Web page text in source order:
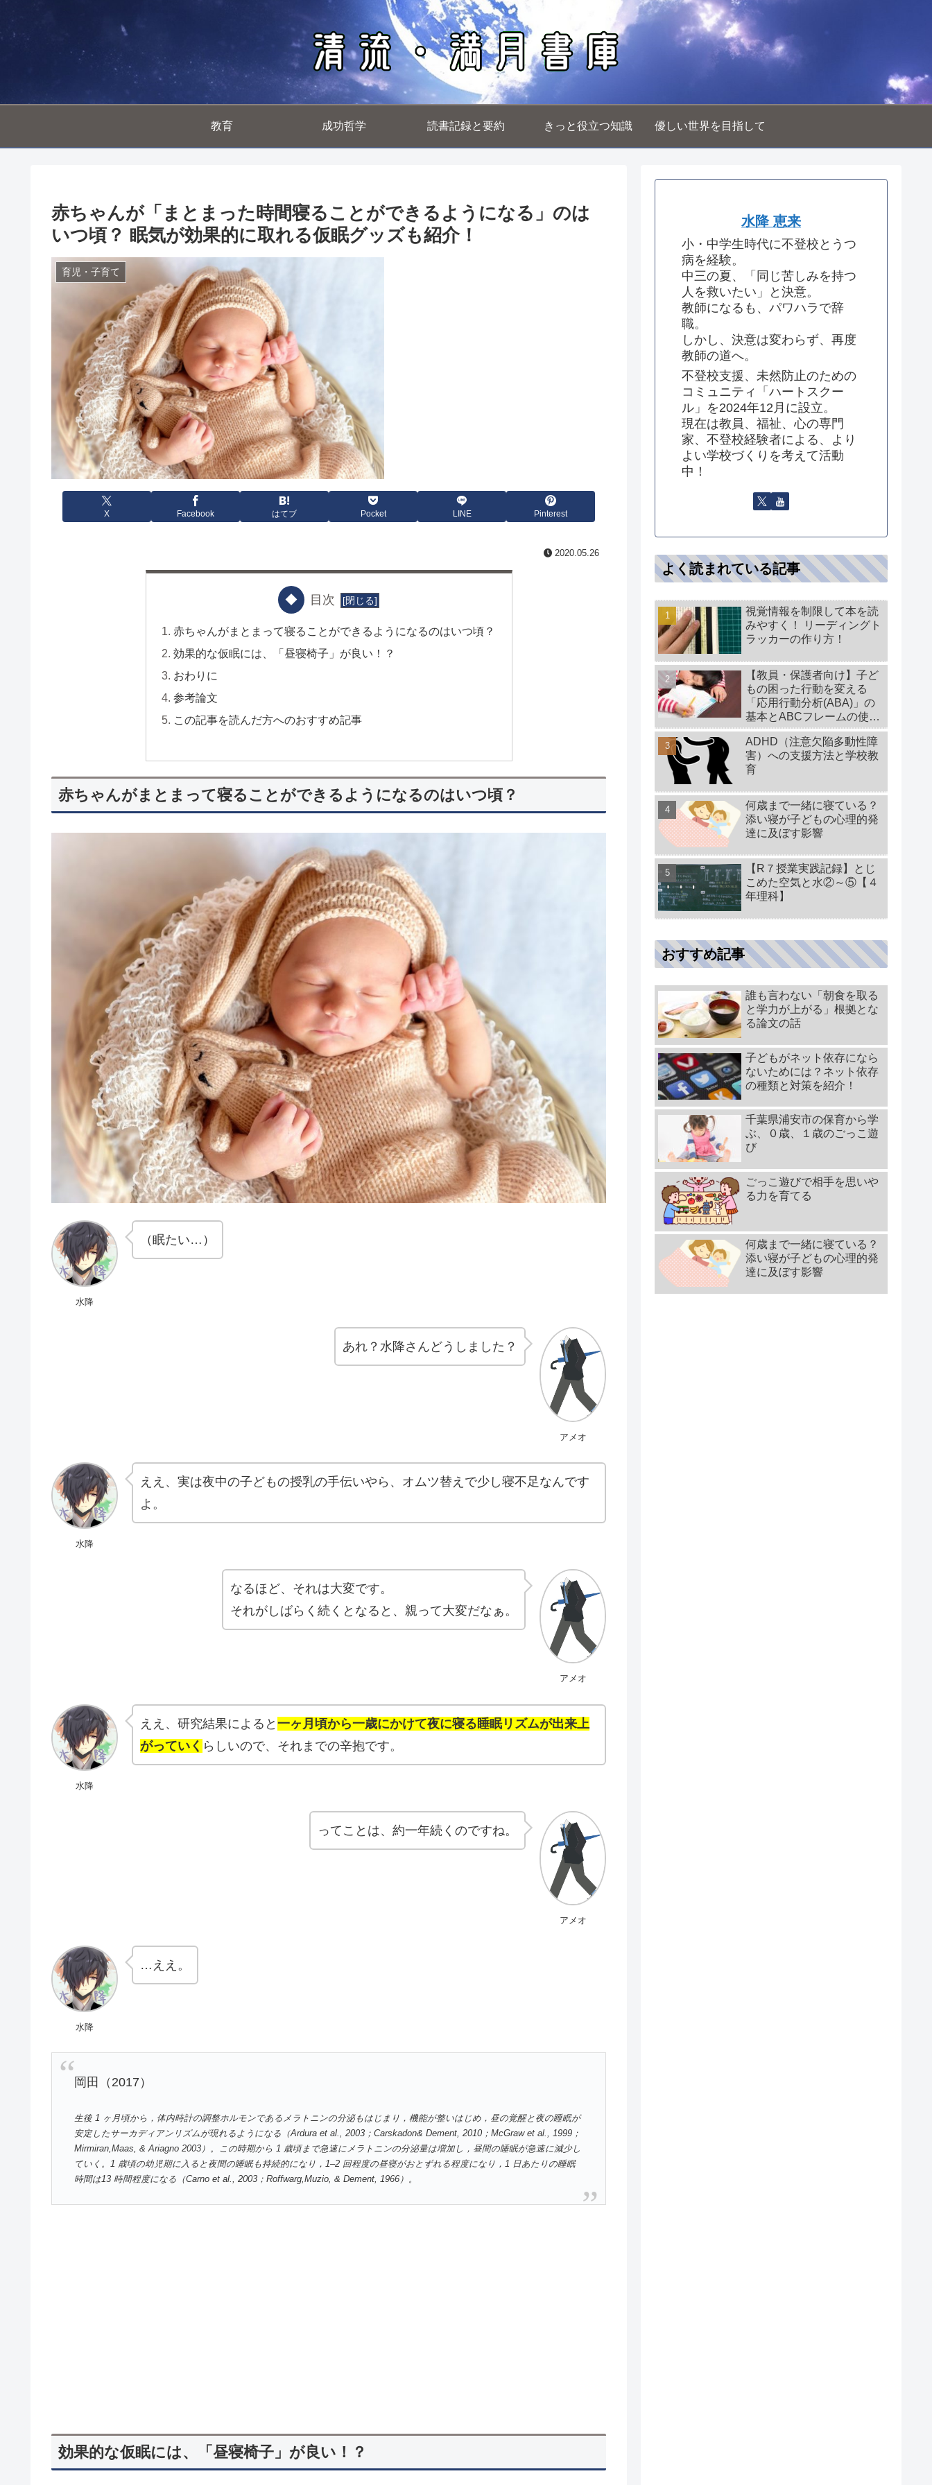
教育 成功哲学 読書記録と要約 きっと役立つ知識 優しい世界を目指して
赤ちゃんが「まとまった時間寝ることができるようになる」のは
いつ頃？ 眠気が効果的に取れる仮眠グッズも紹介！
育児・子育て
X Facebook はてブ Pocket LINE Pinterest
2020.05.26
目次
赤ちゃんがまとまって寝ることができるようになるのはいつ頃？
効果的な仮眠には、「昼寝椅子」が良い！？
おわりに
参考論文
この記事を読んだ方へのおすすめ記事
赤ちゃんがまとまって寝ることができるようになるのはいつ頃？
水降
（眠たい…）
アメオ
あれ？水降さんどうしました？
水降
ええ、実は夜中の子どもの授乳の手伝いやら、オムツ替えで少し寝不足なんです
よ。
アメオ
なるほど、それは大変です。
それがしばらく続くとなると、親って大変だなぁ。
水降
ええ、研究結果によると 一ヶ月頃から一歳にかけて夜に寝る睡眠リズムが出来上
がっていく らしいので、それまでの辛抱です。
アメオ
ってことは、約一年続くのですね。
水降
…ええ。
岡田（2017）
生後 1 ヶ月頃から，体内時計の調整ホルモンであるメラトニンの分泌もはじまり，機能が整いはじめ，昼の覚醒と夜の睡眠が
安定したサーカディアンリズムが現れるようになる（Ardura et al., 2003；Carskadon& Dement, 2010；McGraw et al., 1999；
Mirmiran,Maas, & Ariagno 2003）。この時期から 1 歳頃まで急速にメラトニンの分泌量は増加し，昼間の睡眠が急速に減少し
ていく。1 歳頃の幼児期に入ると夜間の睡眠も持続的になり，1–2 回程度の昼寝がおとずれる程度になり，1 日あたりの睡眠
時間は13 時間程度になる（Carno et al., 2003；Roffwarg,Muzio, & Dement, 1966）。
効果的な仮眠には、「昼寝椅子」が良い！？
水降 恵来
小・中学生時代に不登校とうつ
病を経験。
中三の夏、「同じ苦しみを持つ
人を救いたい」と決意。
教師になるも、パワハラで辞
職。
しかし、決意は変わらず、再度
教師の道へ。
不登校支援、未然防止のための
コミュニティ「ハートスクー
ル」を2024年12月に設立。
現在は教員、福祉、心の専門
家、不登校経験者による、より
よい学校づくりを考えて活動
中！
よく読まれている記事
視覚情報を制限して本を読
みやすく！ リーディングト
ラッカーの作り方！
【教員・保護者向け】子ど
もの困った行動を変える
「応用行動分析(ABA)」の
基本とABCフレームの使い
方【特別支援教育】
ADHD（注意欠陥多動性障
害）への支援方法と学校教
育
何歳まで一緒に寝ている？
添い寝が子どもの心理的発
達に及ぼす影響
【R７授業実践記録】とじ
こめた空気と水②～⑤【４
年理科】
おすすめ記事
誰も言わない「朝食を取る
と学力が上がる」根拠とな
る論文の話
子どもがネット依存になら
ないためには？ネット依存
の種類と対策を紹介！
千葉県浦安市の保育から学
ぶ、０歳、１歳のごっこ遊
び
ごっこ遊びで相手を思いや
る力を育てる
何歳まで一緒に寝ている？
添い寝が子どもの心理的発
達に及ぼす影響